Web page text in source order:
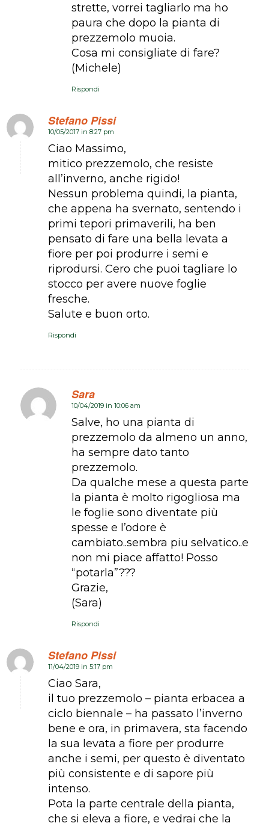
strette, vorrei tagliarlo ma ho
paura che dopo la pianta di
prezzemolo muoia.
Cosa mi consigliate di fare?
(Michele)
Rispondi
Stefano Pissi
dice:
10/05/2017 in 8:27 pm
Ciao Massimo,
mitico prezzemolo, che resiste
all’inverno, anche rigido!
Nessun problema quindi, la pianta,
che appena ha svernato, sentendo i
primi tepori primaverili, ha ben
pensato di fare una bella levata a
fiore per poi produrre i semi e
riprodursi. Cero che puoi tagliare lo
stocco per avere nuove foglie
fresche.
Salute e buon orto.
Rispondi
Sara
dice:
10/04/2019 in 10:06 am
Salve, ho una pianta di
prezzemolo da almeno un anno,
ha sempre dato tanto
prezzemolo.
Da qualche mese a questa parte
la pianta è molto rigogliosa ma
le foglie sono diventate più
spesse e l’odore è
cambiato..sembra piu selvatico..e
non mi piace affatto! Posso
“potarla”???
Grazie,
(Sara)
Rispondi
Stefano Pissi
dice:
11/04/2019 in 5:17 pm
Ciao Sara,
il tuo prezzemolo – pianta erbacea a
ciclo biennale – ha passato l’inverno
bene e ora, in primavera, sta facendo
la sua levata a fiore per produrre
anche i semi, per questo è diventato
più consistente e di sapore più
intenso.
Pota la parte centrale della pianta,
che si eleva a fiore, e vedrai che la